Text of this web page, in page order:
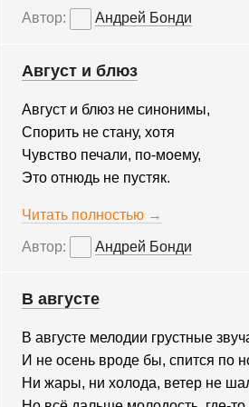
Автор: Андрей Бонди
Август и блюз
Август и блюз не синонимы,
Спорить не стану, хотя
Чувство печали, по-моему,
Это отнюдь не пустяк.
Читать полностью →
Автор: Андрей Бонди
В августе
В августе мелодии грустные
И не осень вроде бы, спится по
Ни жары, ни холода, ветер не